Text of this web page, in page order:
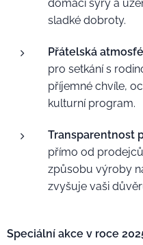
domácí sýry a
sladké dobroty.
Přátelská
pro setkání s
příjemné chvíle,
kulturní program.
Transparentnost
přímo od
způsobu výroby
zvyšuje vaši
Speciální akce v roce